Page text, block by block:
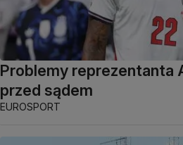
Problemy reprezentanta
przed sądem
EUROSPORT